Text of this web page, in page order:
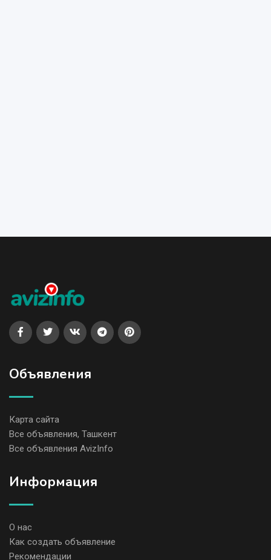
Объявления
Карта сайта
Все объявления, Ташкент
Все объявления AvizInfo
Информация
О нас
Как создать объявление
Рекомендации